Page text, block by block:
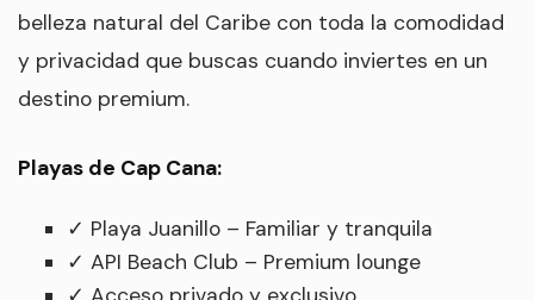
belleza natural del Caribe con toda la comodidad
y privacidad que buscas cuando inviertes en un
destino premium.
Playas de Cap Cana:
✓ Playa Juanillo – Familiar y tranquila
✓ API Beach Club – Premium lounge